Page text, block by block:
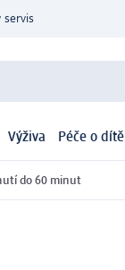
servis
Výživa Péče o dítě
do 60 minut